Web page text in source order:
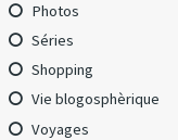
Photos
Séries
Shopping
Vie blogosphèrique
Voyages